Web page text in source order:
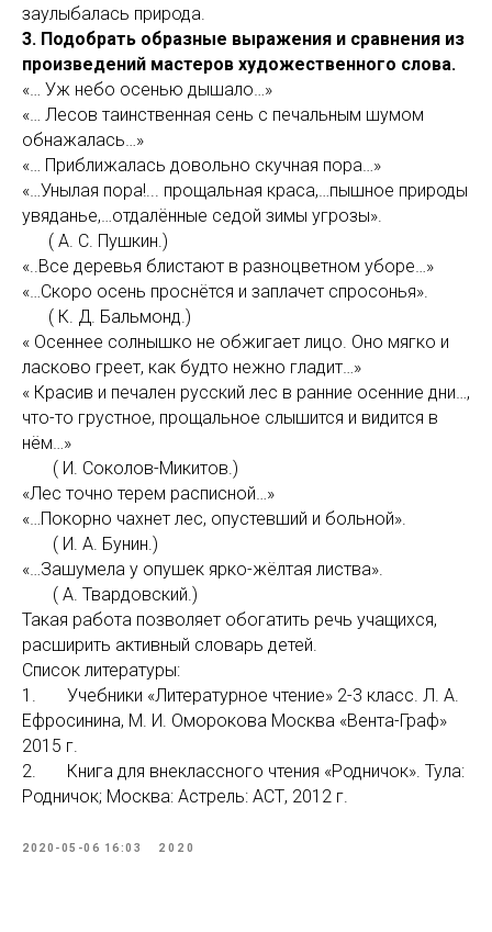
заулыбалась природа.
3. Подобрать образные выражения и сравнения из
произведений мастеров художественного слова.
«… Уж небо осенью дышало…»
«… Лесов таинственная сень с печальным шумом
обнажалась…»
«… Приближалась довольно скучная пора…»
«…Унылая пора!... прощальная краса,…пышное природы
увяданье,…отдалённые седой зимы угрозы».
( А. С. Пушкин.)
«..Все деревья блистают в разноцветном уборе…»
«…Скоро осень проснётся и заплачет спросонья».
( К. Д. Бальмонд.)
« Осеннее солнышко не обжигает лицо. Оно мягко и
ласково греет, как будто нежно гладит…»
« Красив и печален русский лес в ранние осенние дни…,
что-то грустное, прощальное слышится и видится в
нём…»
( И. Соколов-Микитов.)
«Лес точно терем расписной…»
«…Покорно чахнет лес, опустевший и больной».
( И. А. Бунин.)
«…Зашумела у опушек ярко-жёлтая листва».
( А. Твардовский.)
Такая работа позволяет обогатить речь учащихся,
расширить активный словарь детей.
Список литературы:
1. Учебники «Литературное чтение» 2-3 класс. Л. А.
Ефросинина, М. И. Оморокова Москва «Вента-Граф»
2015 г.
2. Книга для внеклассного чтения «Родничок». Тула:
Родничок; Москва: Астрель: АСТ, 2012 г.
2020-05-06 16:03 2020